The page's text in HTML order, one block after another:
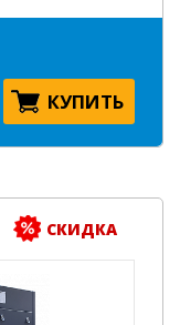
КУПИТЬ
СКИДКА